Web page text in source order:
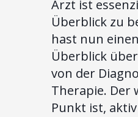
Arzt ist
Überblick zu
hast nun
Überblick
von der
Therapie. Der
Punkt ist,